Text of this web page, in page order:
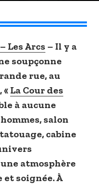
Les Arcs – Il y a
soupçonne
rue, au
« La Cour des
à aucune
salon
cabine
atmosphère
soignée. À